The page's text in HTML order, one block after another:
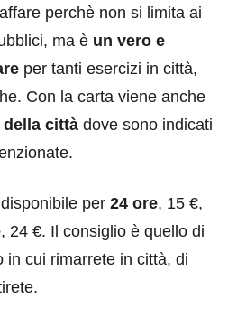
perchè non si limita ai
ma è un vero e
per tanti esercizi in città,
Con la carta viene anche
della città dove sono indicati
per 24 ore, 15 €,
, 24 €. Il consiglio è quello di
in cui rimarrete in città, di